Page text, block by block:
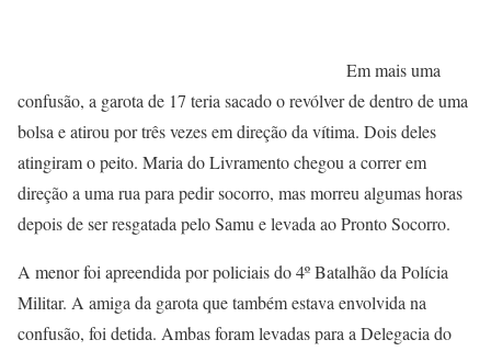
Em mais uma
confusão, a garota de 17 teria sacado o revólver de dentro de uma
bolsa e atirou por três vezes em direção da vítima. Dois deles
atingiram o peito. Maria do Livramento chegou a correr em
direção a uma rua para pedir socorro, mas morreu algumas horas
depois de ser resgatada pelo Samu e levada ao Pronto Socorro.
A menor foi apreendida por policiais do 4º Batalhão da Polícia
Militar. A amiga da garota que também estava envolvida na
confusão, foi detida. Ambas foram levadas para a Delegacia do